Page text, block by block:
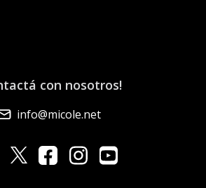
con nosotros!
info@micole.net